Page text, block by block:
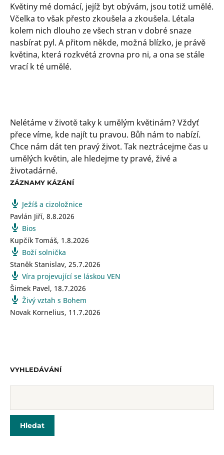
Květiny mé domácí, jejíž byt obývám, jsou totiž umělé.
Včelka to však přesto zkoušela a zkoušela. Létala
kolem nich dlouho ze všech stran v dobré snaze
nasbírat pyl. A přitom někde, možná blízko, je právě
květina, která rozkvétá zrovna pro ni, a ona se stále
vrací k té umělé.
Nelétáme v životě taky k umělým květinám? Vždyť
přece víme, kde najít tu pravou. Bůh nám to nabízí.
Chce nám dát ten pravý život. Tak neztrácejme čas u
umělých květin, ale hledejme ty pravé, živé a
životadárné.
ZÁZNAMY KÁZÁNÍ
Ježíš a cizoložnice
Pavlán Jiří, 8.8.2026
Bios
Kupčík Tomáš, 1.8.2026
Boží solnička
Staněk Stanislav, 25.7.2026
Víra projevující se láskou VEN
Šimek Pavel, 18.7.2026
Živý vztah s Bohem
Novak Kornelius, 11.7.2026
VYHLEDÁVÁNÍ